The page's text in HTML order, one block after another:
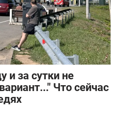
и за сутки не
Что сейчас